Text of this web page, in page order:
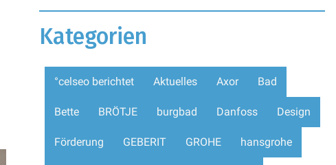
Kategorien
°celseo berichtet Aktuelles Axor Bad
Bette BRÖTJE burgbad Danfoss Design
Förderung GEBERIT GROHE hansgrohe